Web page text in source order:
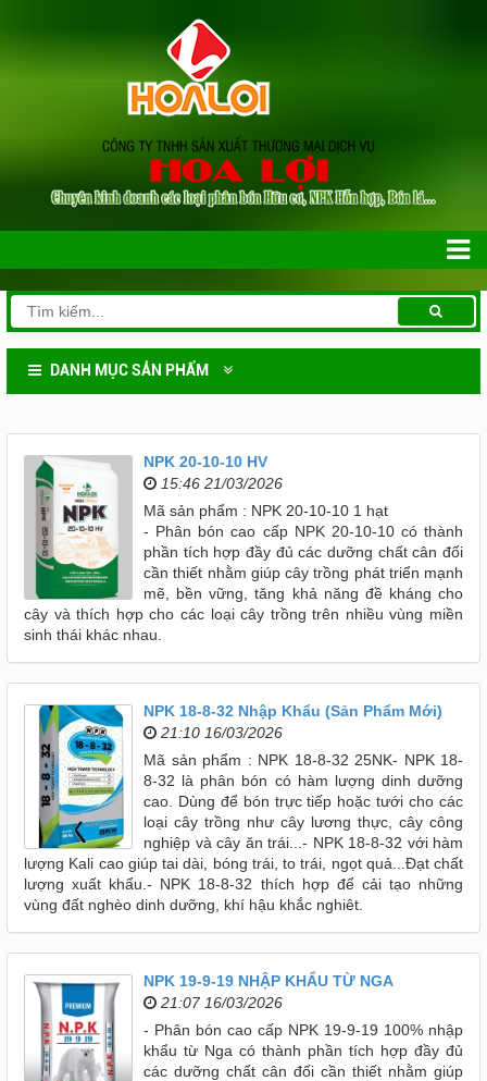
DANH MỤC SẢN PHẨM
NPK 20-10-10 HV
15:46 21/03/2026
Mã sản phẩm : NPK 20-10-10 1 hạt
- Phân bón cao cấp NPK 20-10-10 có thành
phần tích hợp đầy đủ các dưỡng chất cân đối
cần thiết nhằm giúp cây trồng phát triển mạnh
mẽ, bền vững, tăng khả năng đề kháng cho
cây và thích hợp cho các loại cây trồng trên nhiều vùng miền
sinh thái khác nhau.
NPK 18-8-32 Nhập Khẩu (Sản Phẩm Mới)
21:10 16/03/2026
Mã sản phẩm : NPK 18-8-32 25NK- NPK 18-
8-32 là phân bón có hàm lượng dinh dưỡng
cao. Dùng để bón trực tiếp hoặc tưới cho các
loại cây trồng như cây lương thực, cây công
nghiệp và cây ăn trái...- NPK 18-8-32 với hàm
lượng Kali cao giúp tai dài, bóng trái, to trái, ngọt quả...Đạt chất
lượng xuất khẩu.- NPK 18-8-32 thích hợp để cải tạo những
vùng đất nghèo dinh dưỡng, khí hậu khắc nghiêt.
NPK 19-9-19 NHẬP KHẨU TỪ NGA
21:07 16/03/2026
- Phân bón cao cấp NPK 19-9-19 100% nhập
khẩu từ Nga có thành phần tích hợp đầy đủ
các dưỡng chất cân đối cần thiết nhằm giúp